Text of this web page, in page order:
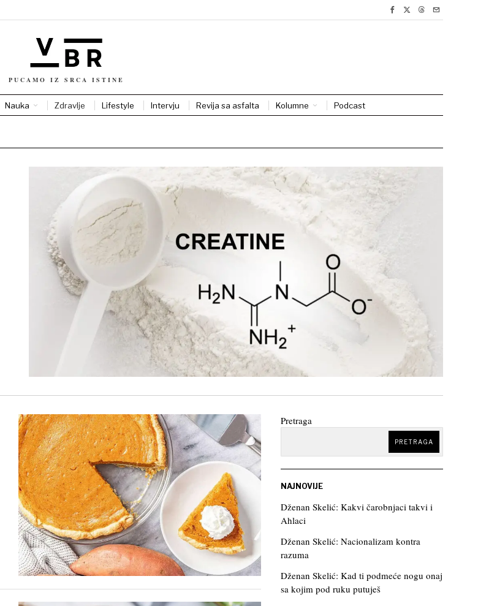
PUCAMO IZ SRCA ISTINE
Nauka Zdravlje Lifestyle Intervju Revija sa asfalta Kolumne Podcast
Pretraga
PRETRAGA
NAJNOVIJE
Dženan Skelić: Kakvi čarobnjaci takvi i
Ahlaci
Dženan Skelić: Nacionalizam kontra
razuma
Dženan Skelić: Kad ti podmeće nogu onaj
sa kojim pod ruku putuješ